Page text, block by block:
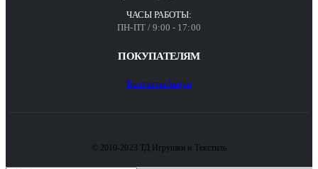
ЧАСЫ РАБОТЫ:
ПН-ПТ / 9:00 - 17:00
ПОКУПАТЕЛЯМ
КонтактыАкции
© 2010-2023 ТД Игрушки и Текстиль